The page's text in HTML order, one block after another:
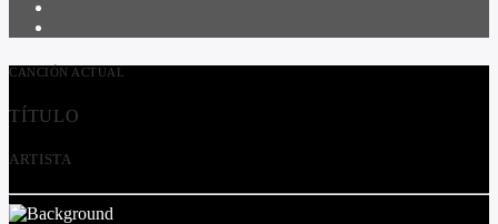
CANCIÓN ACTUAL
TÍTULO
ARTISTA